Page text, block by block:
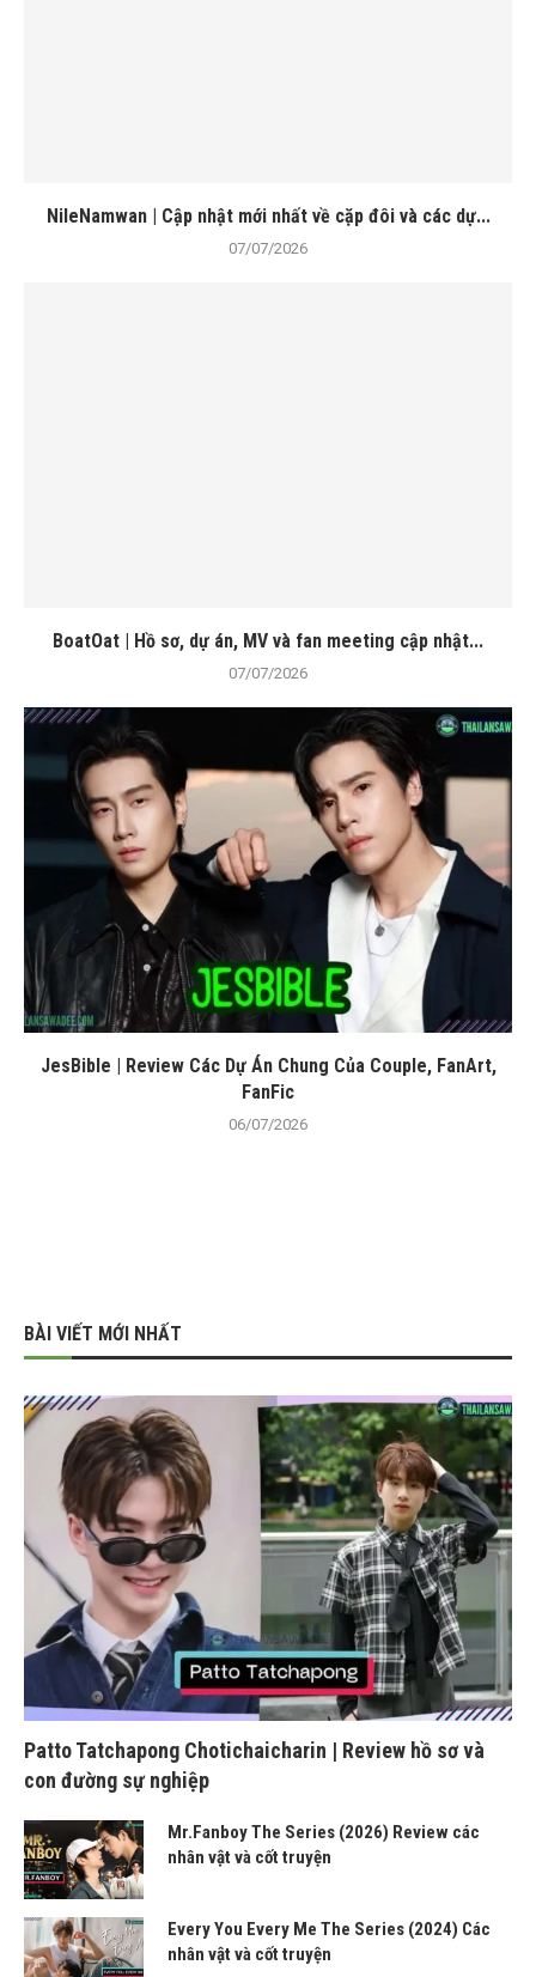
NileNamwan | Cập nhật mới nhất về cặp đôi và các dự...
07/07/2026
BoatOat | Hồ sơ, dự án, MV và fan meeting cập nhật...
07/07/2026
JesBible | Review Các Dự Án Chung Của Couple, FanArt,
FanFic
06/07/2026
BÀI VIẾT MỚI NHẤT
Patto Tatchapong Chotichaicharin | Review hồ sơ và
con đường sự nghiệp
Mr.Fanboy The Series (2026) Review các
nhân vật và cốt truyện
Every You Every Me The Series (2024) Các
nhân vật và cốt truyện